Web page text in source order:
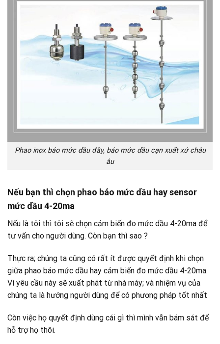
Phao inox báo mức dầu đầy, báo mức dầu cạn xuất xứ châu
âu
Nếu bạn thì chọn phao báo mức dầu hay sensor
mức dầu 4-20ma
Nếu là tôi thì tôi sẽ chọn cảm biến đo mức dầu 4-20ma để
tư vấn cho người dùng. Còn bạn thì sao ?
Thực ra; chúng ta cũng có rất ít được quyết định khi chọn
giữa phao báo mức dầu hay cảm biến đo mức dầu 4-20ma.
Vì yêu cầu này sẽ xuất phát từ nhà máy; và nhiệm vụ của
chúng ta là hướng người dùng để có phương pháp tốt nhất
Còn việc họ quyết định dùng cái gì thì mình vẫn bám sát để
hỗ trợ họ thôi.